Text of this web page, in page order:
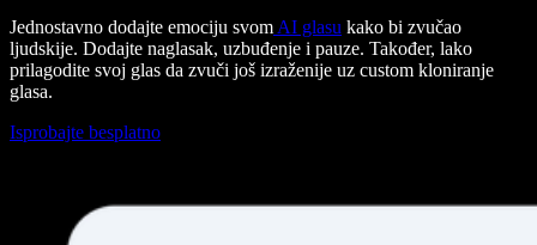
Jednostavno dodajte emociju svom AI glasu kako bi zvučao
ljudskije. Dodajte naglasak, uzbuđenje i pauze. Također, lako
prilagodite svoj glas da zvuči još izraženije uz custom kloniranje
glasa.
Isprobajte besplatno